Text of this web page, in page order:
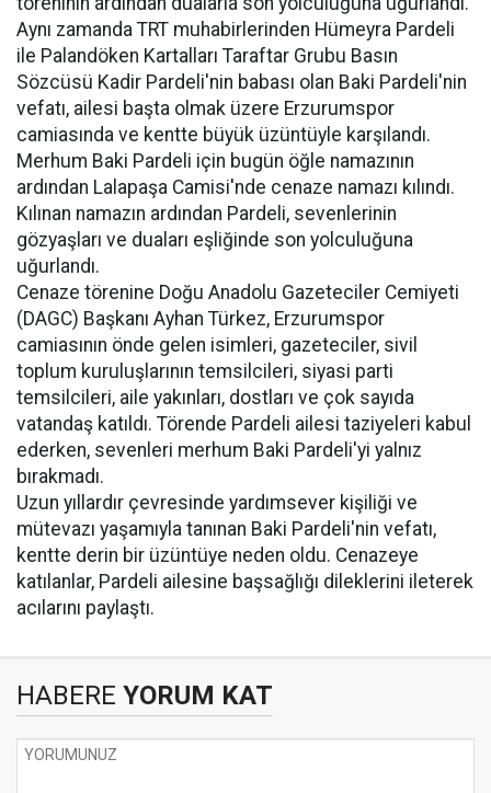
Aynı zamanda TRT muhabirlerinden Hümeyra Pardeli
ile Palandöken Kartalları Taraftar Grubu Basın
Sözcüsü Kadir Pardeli'nin babası olan Baki Pardeli'nin
vefatı, ailesi başta olmak üzere Erzurumspor
camiasında ve kentte büyük üzüntüyle karşılandı.
Merhum Baki Pardeli için bugün öğle namazının
ardından Lalapaşa Camisi'nde cenaze namazı kılındı.
Kılınan namazın ardından Pardeli, sevenlerinin
gözyaşları ve duaları eşliğinde son yolculuğuna
uğurlandı.
Cenaze törenine Doğu Anadolu Gazeteciler Cemiyeti
(DAGC) Başkanı Ayhan Türkez, Erzurumspor
camiasının önde gelen isimleri, gazeteciler, sivil
toplum kuruluşlarının temsilcileri, siyasi parti
temsilcileri, aile yakınları, dostları ve çok sayıda
vatandaş katıldı. Törende Pardeli ailesi taziyeleri kabul
ederken, sevenleri merhum Baki Pardeli'yi yalnız
bırakmadı.
Uzun yıllardır çevresinde yardımsever kişiliği ve
mütevazı yaşamıyla tanınan Baki Pardeli'nin vefatı,
kentte derin bir üzüntüye neden oldu. Cenazeye
katılanlar, Pardeli ailesine başsağlığı dileklerini ileterek
acılarını paylaştı.
HABERE YORUM KAT